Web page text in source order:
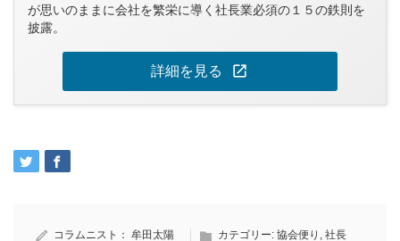
が思いのままに会社を繁栄に導く社長業必須の１５の鉄則を
披露。
詳細を見る open_in_new
コラムニスト： 牟田太陽 カテゴリー: 協会便り , 社長